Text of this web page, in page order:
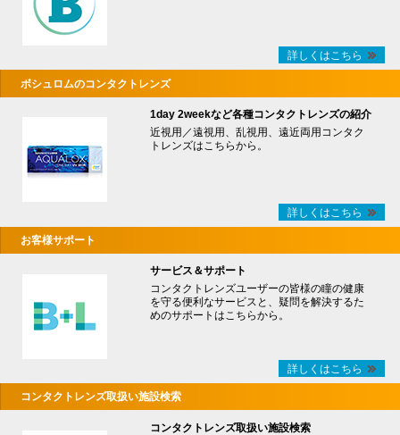
詳しくはこちら
ボシュロムのコンタクトレンズ
1day 2weekなど各種コンタクトレンズの紹介
近視用／遠視用、乱視用、遠近両用コンタク
トレンズはこちらから。
詳しくはこちら
お客様サポート
サービス＆サポート
コンタクトレンズユーザーの皆様の瞳の健康
を守る便利なサービスと、疑問を解決するた
めのサポートはこちらから。
詳しくはこちら
コンタクトレンズ取扱い施設検索
コンタクトレンズ取扱い施設検索